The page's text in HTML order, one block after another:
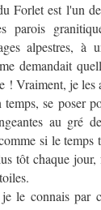
Forlet est l'un
parois
alpestres, à
demandait
! Vraiment, je les
se poser
au gré
si le
tôt chaque
le connais par